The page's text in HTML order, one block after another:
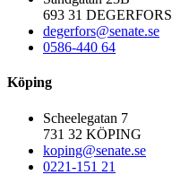
693 31 DEGERFORS
degerfors@senate.se
0586-440 64
Köping
Scheelegatan 7
731 32 KÖPING
koping@senate.se
0221-151 21